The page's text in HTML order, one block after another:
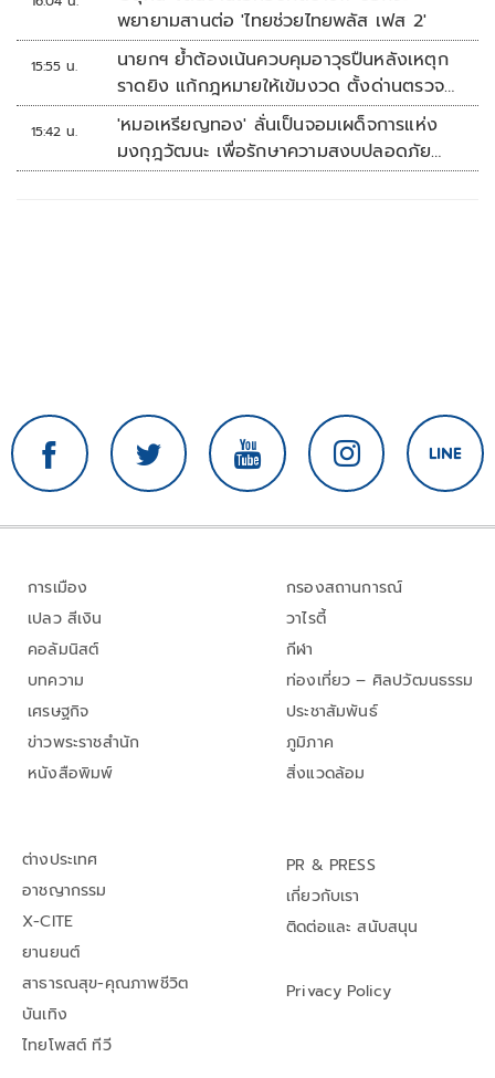
ใช้ได้จริง
พยายามสานต่อ 'ไทยช่วยไทยพลัส เฟส 2'
15:55 น.
นายกฯ ย้ำต้องเน้นควบคุมอาวุธปืนหลังเหตุก
ราดยิง แก้กฎหมายให้เข้มงวด ตั้งด่านตรวจ
เพิ่ม
15:42 น.
'หมอเหรียญทอง' ลั่นเป็นจอมเผด็จการแห่ง
มงกุฎวัฒนะ เพื่อรักษาความสงบปลอดภัย
ภายในรพ.
การเมือง
เปลว สีเงิน
คอลัมนิสต์
บทความ
เศรษฐกิจ
ข่าวพระราชสำนัก
หนังสือพิมพ์
กรองสถานการณ์
วาไรตี้
กีฬา
ท่องเที่ยว – ศิลปวัฒนธรรม
ประชาสัมพันธ์
ภูมิภาค
สิ่งแวดล้อม
ต่างประเทศ
อาชญากรรม
X-CITE
ยานยนต์
สาธารณสุข-คุณภาพชีวิต
บันเทิง
ไทยโพสต์ ทีวี
PR & PRESS
เกี่ยวกับเรา
ติดต่อและ สนับสนุน
Privacy Policy